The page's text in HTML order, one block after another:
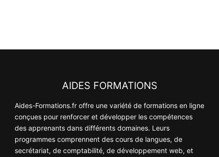
AIDES FORMATIONS
Aides-Formations.fr offre une variété de formations en ligne
conçues pour renforcer et développer les compétences
des apprenants dans différents domaines. Leurs
programmes comprennent des cours de langues, de
secrétariat, de comptabilité, de développement web, et